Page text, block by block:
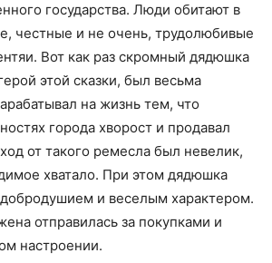
государства. Люди обитают в
честные и не очень, трудолюбивые
Вот как раз скромный дядюшка
этой сказки, был весьма
на жизнь тем, что
города хворост и продавал
от такого ремесла был невелик,
хватало. При этом дядюшка
и веселым характером.
отправилась за покупками и
настроении.